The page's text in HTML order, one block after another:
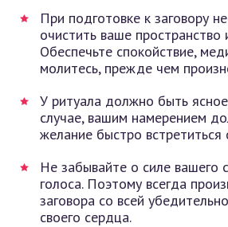
При подготовке к заговору
очистить ваше
Обеспечьте спокойствие,
молитесь, прежде чем
У ритуала должно быть
случае, вашим намерением
желание быстро
Не забывайте о силе вашего
голоса. Поэтому всегда
заговора со всей
своего сердца.